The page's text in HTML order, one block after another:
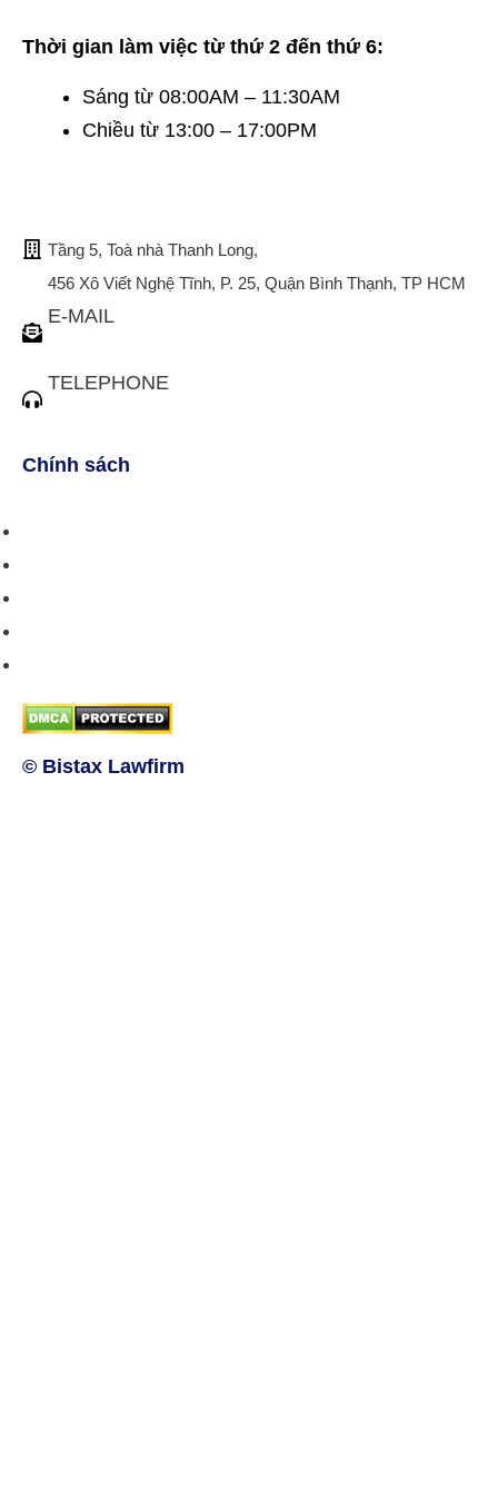
Thời gian làm việc từ thứ 2 đến thứ 6:
Sáng từ 08:00AM – 11:30AM
Chiều từ 13:00 – 17:00PM
Tầng 5, Toà nhà Thanh Long,
456 Xô Viết Nghệ Tĩnh, P. 25, Quận Bình Thạnh, TP HCM
E-MAIL
TELEPHONE
Chính sách
© Bistax Lawfirm